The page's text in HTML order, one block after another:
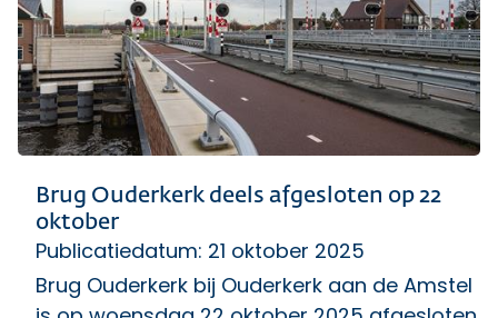
Brug Ouderkerk deels afgesloten op 22
oktober
Publicatiedatum: 21 oktober 2025
Brug Ouderkerk bij Ouderkerk aan de Amstel